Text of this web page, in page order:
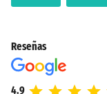
Reseñas
4.9